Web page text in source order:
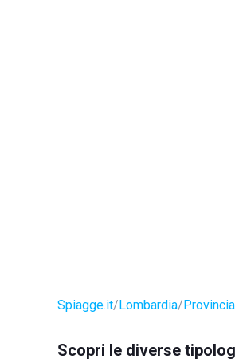
Spiagge.it Lombardia
Scopri le diverse